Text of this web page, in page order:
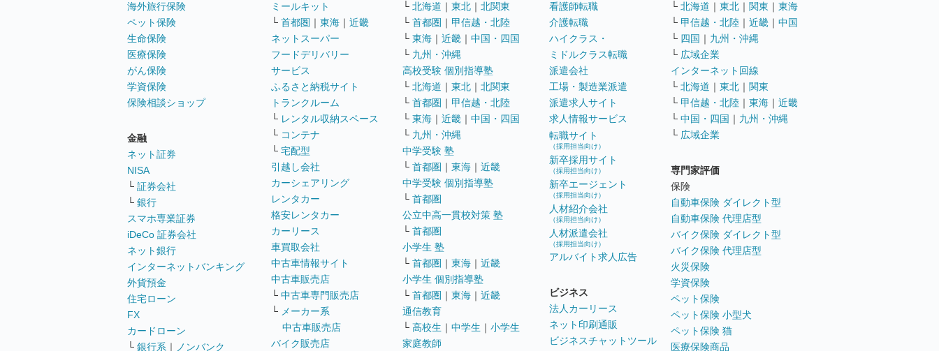
海外旅行保険
ペット保険
生命保険
医療保険
がん保険
学資保険
保険相談ショップ
金融
ネット証券
NISA
└ 証券会社
└ 銀行
スマホ専業証券
iDeCo 証券会社
ネット銀行
インターネットバンキング
外貨預金
住宅ローン
FX
カードローン
└ 銀行系 ｜ ノンバンク
ミールキット
└ 首都圏 ｜ 東海 ｜ 近畿
ネットスーパー
フードデリバリー
サービス
ふるさと納税サイト
トランクルーム
└ レンタル収納スペース
└ コンテナ
└ 宅配型
引越し会社
カーシェアリング
レンタカー
格安レンタカー
カーリース
車買取会社
中古車情報サイト
中古車販売店
└ 中古車専門販売店
└ メーカー系
中古車販売店
バイク販売店
└ 北海道 ｜ 東北 ｜ 北関東
└ 首都圏 ｜ 甲信越・北陸
└ 東海 ｜ 近畿 ｜ 中国・四国
└ 九州・沖縄
高校受験 個別指導塾
└ 北海道 ｜ 東北 ｜ 北関東
└ 首都圏 ｜ 甲信越・北陸
└ 東海 ｜ 近畿 ｜ 中国・四国
└ 九州・沖縄
中学受験 塾
└ 首都圏 ｜ 東海 ｜ 近畿
中学受験 個別指導塾
└ 首都圏
公立中高一貫校対策 塾
└ 首都圏
小学生 塾
└ 首都圏 ｜ 東海 ｜ 近畿
小学生 個別指導塾
└ 首都圏 ｜ 東海 ｜ 近畿
通信教育
└ 高校生 ｜ 中学生 ｜ 小学生
家庭教師
看護師転職
介護転職
ハイクラス・
ミドルクラス転職
派遣会社
工場・製造業派遣
派遣求人サイト
求人情報サービス
転職サイト
（採用担当向け）
新卒採用サイト
（採用担当向け）
新卒エージェント
（採用担当向け）
人材紹介会社
（採用担当向け）
人材派遣会社
（採用担当向け）
アルバイト求人広告
ビジネス
法人カーリース
ネット印刷通販
ビジネスチャットツール
└ 北海道 ｜ 東北 ｜ 関東 ｜ 東海
└ 甲信越・北陸 ｜ 近畿 ｜ 中国
└ 四国 ｜ 九州・沖縄
└ 広域企業
インターネット回線
└ 北海道 ｜ 東北 ｜ 関東
└ 甲信越・北陸 ｜ 東海 ｜ 近畿
└ 中国・四国 ｜ 九州・沖縄
└ 広域企業
専門家評価
保険
自動車保険 ダイレクト型
自動車保険 代理店型
バイク保険 ダイレクト型
バイク保険 代理店型
火災保険
学資保険
ペット保険
ペット保険 小型犬
ペット保険 猫
医療保険商品